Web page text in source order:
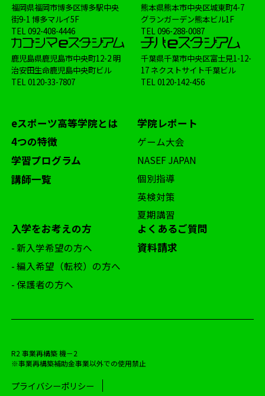
福岡県福岡市博多区博多駅中央
街9-1 博多マルイ5F
TEL092-408-4446
熊本県熊本市中央区城東町4-7
グランガーデン熊本ビル1F
TEL096-288-0087
鹿児島県鹿児島市中央町12-2 明
治安田生命鹿児島中央町ビル
TEL0120-33-7807
千葉県千葉市中央区富士見1-12-
17 ネクストサイト千葉ビル
TEL0120-142-456
eスポーツ高等学院とは
4つの特徴
学習プログラム
講師一覧
学院レポート
ゲーム大会
NASEF JAPAN
個別指導
英検対策
夏期講習
入学をお考えの方
- 新入学希望の方へ
- 編入希望（転校）の方へ
- 保護者の方へ
よくあるご質問
資料請求
R2 事業再構築 機－2
※事業再構築補助金事業以外での使用禁止
プライバシーポリシー